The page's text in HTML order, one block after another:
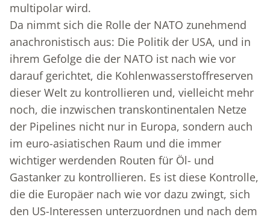
multipolar wird.
Da nimmt sich die Rolle der NATO zunehmend
anachronistisch aus: Die Politik der USA, und in
ihrem Gefolge die der NATO ist nach wie vor
darauf gerichtet, die Kohlenwasserstoffreserven
dieser Welt zu kontrollieren und, vielleicht mehr
noch, die inzwischen transkontinentalen Netze
der Pipelines nicht nur in Europa, sondern auch
im euro-asiatischen Raum und die immer
wichtiger werdenden Routen für Öl- und
Gastanker zu kontrollieren. Es ist diese Kontrolle,
die die Europäer nach wie vor dazu zwingt, sich
den US-Interessen unterzuordnen und nach dem